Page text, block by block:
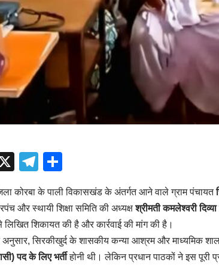
X Telegram
कोरबा के पाली विकासखंड के अंतर्गत आने वाले ग्राम पंचायत
और स्थायी शिक्षा समिति की अध्यक्षश्रीमती कमलेश्वरी दिव्या
शिकायत की है और कार्रवाई की मांग की है।
सिरकीखुर्द के शासकीय कन्या आश्रम और माध्यमिक
पद के लिए भर्तीहोनी थी। लेकिन प्रधान पाठकों ने इस पूरी